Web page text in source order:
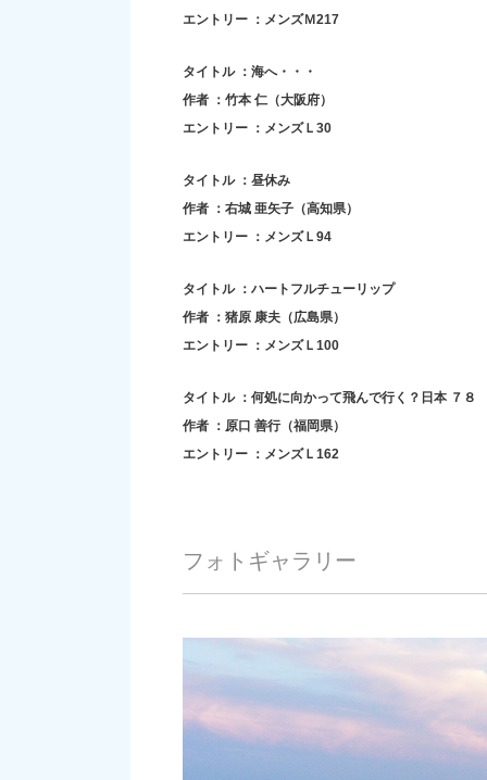
エントリー ：メンズＭ217
タイトル ：海へ・・・
作者 ：竹本 仁（大阪府）
エントリー ：メンズＬ30
タイトル ：昼休み
作者 ：右城 亜矢子（高知県）
エントリー ：メンズＬ94
タイトル ：ハートフルチューリップ
作者 ：猪原 康夫（広島県）
エントリー ：メンズＬ100
タイトル ：何処に向かって飛んで行く？日本 ７８
作者 ：原口 善行（福岡県）
エントリー ：メンズＬ162
フォトギャラリー